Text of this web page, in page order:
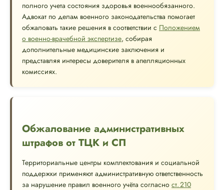
полного учета состояния здоровья военнообязанного.
Адвокат по делам военного законодательства помогает
обжаловать такие решения в соответствии с Положением
о военно-врачебной экспертизе, собирая
дополнительные медицинские заключения и
представляя интересы доверителя в апелляционных
комиссиях.
Обжалование административных
штрафов от ТЦК и СП
Территориальные центры комплектования и социальной
поддержки применяют административную ответственность
за нарушение правил военного учёта согласно ст. 210